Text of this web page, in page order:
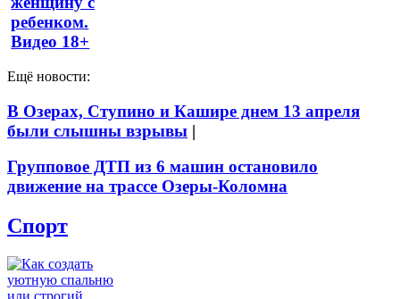
ребенком.
Видео 18+
Ещё новости:
В Озерах, Ступино и Кашире днем 13 апреля
были слышны взрывы |
Групповое ДТП из 6 машин остановило
движение на трассе Озеры-Коломна
Спорт